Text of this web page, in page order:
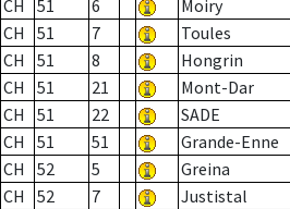
CH 51 6 Moiry
CH
51 7 Toules
CH
51 8 Hongrin
CH
51 21 Mont-Dar
CH
51 22 SADE
CH
51 51 Grande-Enne
CH
52 5 Greina
CH
52 7 Justistal